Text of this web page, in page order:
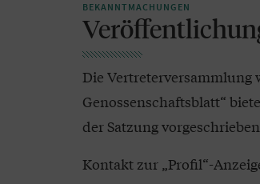
BEKANNTMACHUNGEN
Die Vertreterversammlung
Genossenschaftsblatt“
der Satzung
Kontakt zur „Profil“-